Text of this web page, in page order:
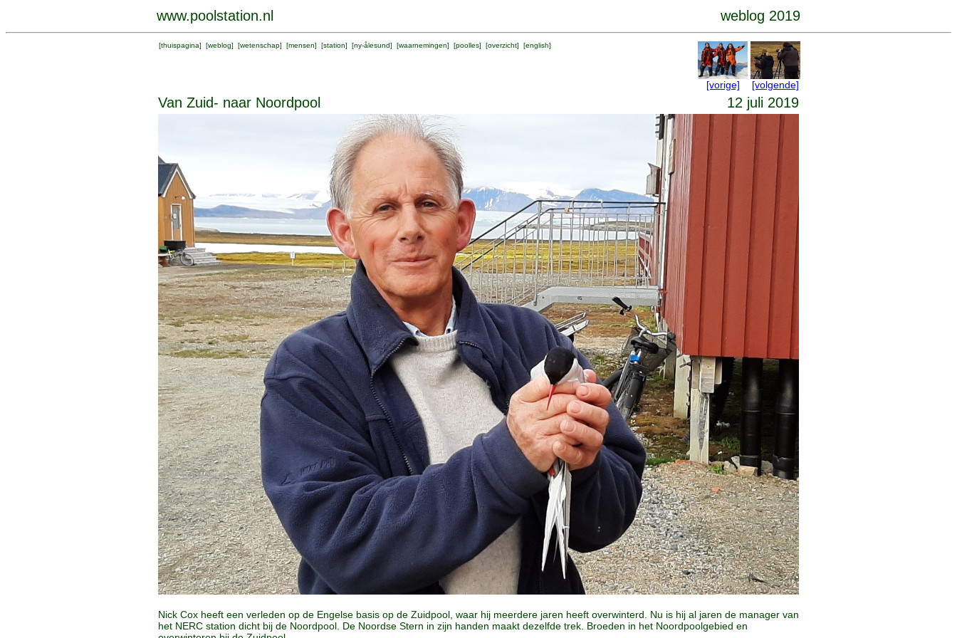
www.poolstation.nl weblog 2019
[thuispagina] [weblog] [wetenschap] [mensen] [station] [ny-ålesund] [waarnemingen] [poolles] [overzicht] [english]
[vorige] [volgende]
Van Zuid- naar Noordpool 12 juli 2019
Nick Cox heeft een verleden op de Engelse basis op de Zuidpool, waar hij meerdere jaren heeft overwinterd. Nu is hij al jaren de manager van
het NERC station dicht bij de Noordpool. De Noordse Stern in zijn handen maakt dezelfde trek. Broeden in het Noordpoolgebied en